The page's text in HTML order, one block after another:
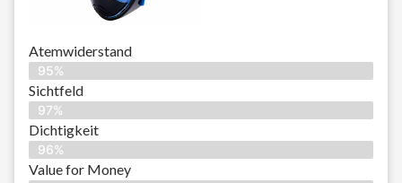
Atemwiderstand
95%
Sichtfeld
97%
Dichtigkeit
96%
Value for Money